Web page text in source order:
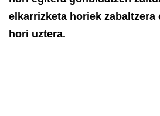
elkarrizketa horiek zabaltzera
hori uztera.